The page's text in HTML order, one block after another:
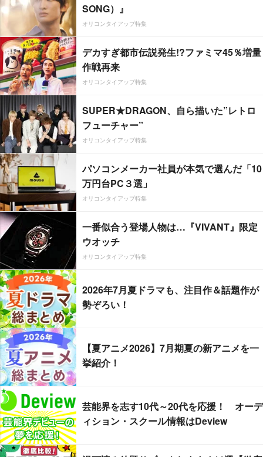
SONG）』
オリコンタイアップ特集
デカすぎ都市伝説発生!?ファミマ45％増量
作戦再来
オリコンタイアップ特集
SUPER★DRAGON、自ら描いた”レトロ
フューチャー”
オリコンタイアップ特集
パソコンメーカー社員が本気で選んだ「10
万円台PC３選」
オリコンタイアップ特集
一番似合う登場人物は…『VIVANT』限定
ウオッチ
オリコンタイアップ特集
2026年7月夏ドラマも、注目作＆話題作が
勢ぞろい！
【夏アニメ2026】7月期夏の新アニメを一
挙紹介！
芸能界を志す10代～20代を応援！ オーデ
ィション・スクール情報はDeview